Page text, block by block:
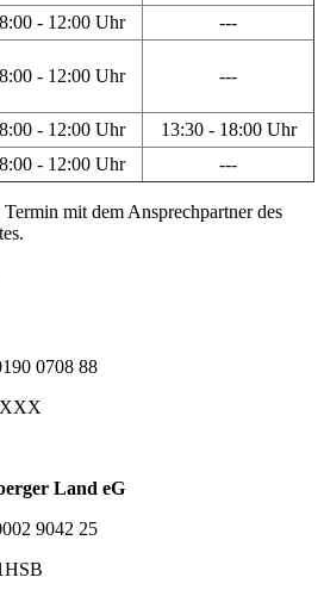
- 12:00 Uhr ---
- 12:00 Uhr ---
- 12:00 Uhr
13:30 - 18:00 Uhr
- 12:00 Uhr ---
mit dem Ansprechpartner des
0708 88
Land eG
9042 25